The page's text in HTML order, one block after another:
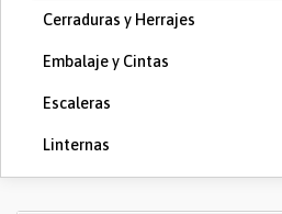
Cerraduras y Herrajes
Embalaje y Cintas
Escaleras
Linternas